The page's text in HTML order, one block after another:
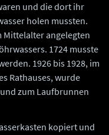
und die dort ihr
holen mussten.
Mittelalter angelegten
1724 musste
1926 bis 1928, im
Rathauses, wurde
zum Laufbrunnen
kopiert und